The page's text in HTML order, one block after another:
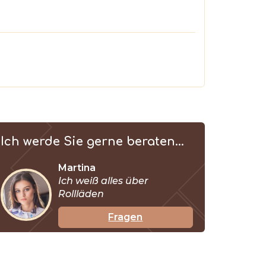
Ich werde Sie gerne beraten...
Martina
Ich weiß alles über
Rollläden
Fragen